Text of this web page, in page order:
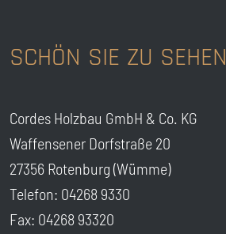
SCHÖN SIE ZU SEHEN
Cordes Holzbau GmbH & Co. KG
Waffensener Dorfstraße 20
27356 Rotenburg (Wümme)
Telefon: 04268 9330
Fax: 04268 93320